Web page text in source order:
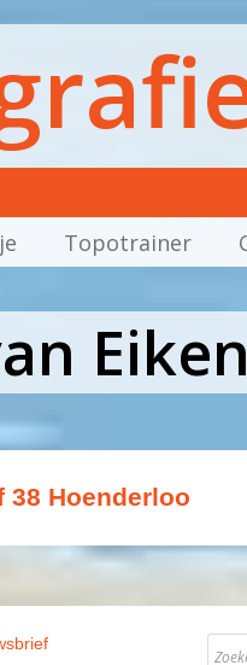
Topotrainer
38 Hoenderloo